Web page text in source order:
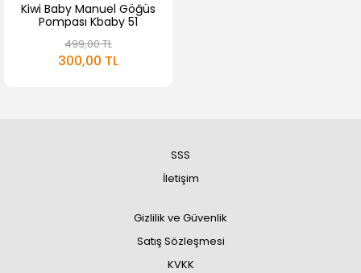
Kiwi Baby Manuel Göğüs
Pompası Kbaby 51
499,00 TL
300,00 TL
SSS
İletişim
Gizlilik ve Güvenlik
Satış Sözleşmesi
KVKK